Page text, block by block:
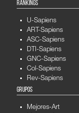
RANKINGS
U-Sapiens
ART-Sapiens
ASC-Sapiens
DTI-Sapiens
GNC-Sapiens
Col-Sapiens
Rev-Sapiens
GRUPOS
Mejores-Art